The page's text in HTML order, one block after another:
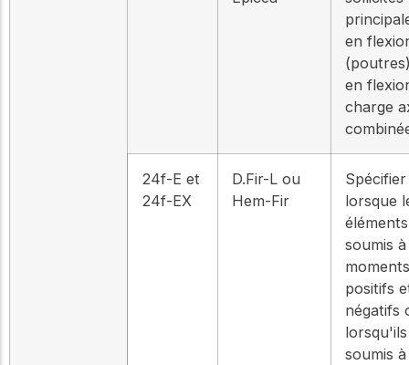
en
en
charge
24f-E et
24f-EX
D.Fir-L ou
Hem-Fir
Spécifier
lorsque
soumis
moments
positifs
négatifs
soumis